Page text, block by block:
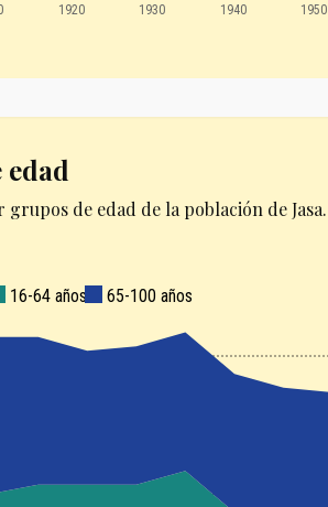
1920 1930 1940 1950
de edad de la población de Jasa.
16-64 años 65-100 años